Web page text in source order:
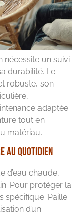
nécessite un suivi
durabilité. Le
robuste, son
adaptée
tout en
matériau.
au quotidien
d’eau chaude,
Pour protéger la
spécifique ‘Paille
d’un